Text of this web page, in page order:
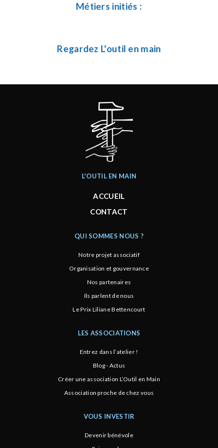
Métiers initiés :
Regardez L'outil en main
L'OUTIL EN MAIN
ACCUEIL
CONTACT
QUI SOMMES NOUS ?
Notre projet associatif
Organisation et gouvernance
Nos partenaires
Ils parlent de nous
Le Prix Liliane Bettencourt
LES ASSOCIATIONS
Entrez dans l’atelier !
Blog - Actus
Créer une association L’Outil en Main
Association proche de chez vous
VOUS INVESTIR
Devenir bénévole